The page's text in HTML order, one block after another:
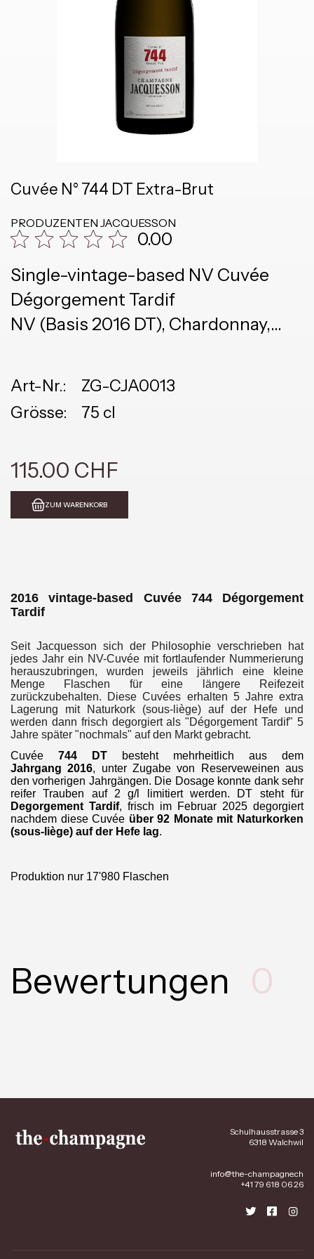
Cuvée N° 744 DT Extra-Brut
PRODUZENTEN JACQUESSON
0.00
Single-vintage-based NV Cuvée
Dégorgement Tardif
NV (Basis 2016 DT), Chardonnay,
Art-Nr.:
ZG-CJA0013
Grösse:
75 cl
115.00 CHF
ZUM WARENKORB
2016 vintage-based Cuvée 744 Dégorgement
Tardif
Seit Jacquesson sich der Philosophie verschrieben hat
jedes Jahr ein NV-Cuvée mit fortlaufender Nummerierung
herauszubringen, wurden jeweils jährlich eine kleine
Menge Flaschen für eine längere Reifezeit
zurückzubehalten. Diese Cuvées erhalten 5 Jahre extra
Lagerung mit Naturkork (sous-liège) auf der Hefe und
werden dann frisch degorgiert als "Dégorgement Tardif" 5
Jahre später "nochmals" auf den Markt gebracht.
Cuvée 744 DT besteht mehrheitlich aus dem
Jahrgang2016, unter Zugabe von Reserveweinen aus
den vorherigen Jahrgängen. Die Dosage konnte dank sehr
reifer Trauben auf 2 g/l limitiert werden. DT steht für
Degorgement Tardif, frisch im Februar 2025 degorgiert
nachdem diese Cuvée über 92 Monate mit Naturkorken
(sous-liège) auf der Hefe lag.
Produktion nur 17'980 Flaschen
Bewertungen 0
Schulhausstrasse 3
6318 Walchwil
info@the-champagne.ch
+41 79 618 06 26